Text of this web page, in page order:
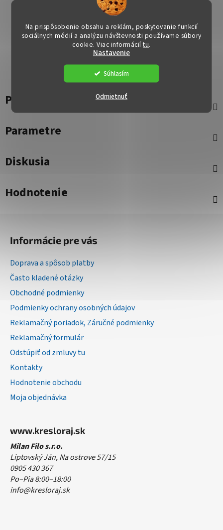
Na prispôsobenie obsahu a reklám, poskytovanie funkcií
sociálnych médií a analýzu návštevnosti používame súbory
cookie. Viac informáciítu.
Nastavenie
Odmietnuť
Súhlasím
Popis
Parametre
Diskusia
Hodnotenie
Informácie pre vás
Doprava a spôsob platby
Často kladené otázky
Obchodné podmienky
Podmienky ochrany osobných údajov
Reklamačný poriadok, Záručné podmienky
Reklamačný formulár
Odstúpiť od zmluvy tu
Kontakty
Hodnotenie obchodu
Moja objednávka
www.kresloraj.sk
Milan Filo s.r.o.
Liptovský Ján, Na ostrove 57/15
0905 430 367
Po–Pia 8:00–18:00
info@kresloraj.sk